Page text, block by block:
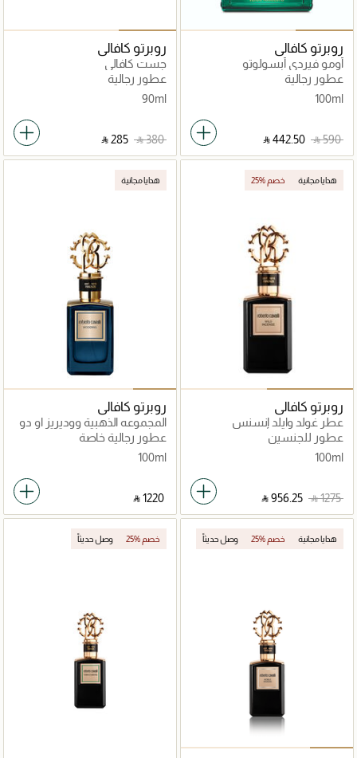
روبرتو كافالي
أومو فيردي أبسولوتو
عطور رجالية
100ml
‎ ⃁ ⁦590⁩ ‎
‎ ⃁ ⁦442.50⁩ ‎
روبرتو كافالي
جست كافالي
عطور رجالية
90ml
‎ ⃁ ⁦380⁩ ‎
‎ ⃁ ⁦285⁩ ‎
هدايا مجانية 25% خصم
روبرتو كافالي
عطر غولد وايلد إنسنس
عطور للجنسين
100ml
‎ ⃁ ⁦1275⁩ ‎
‎ ⃁ ⁦956.25⁩ ‎
هدايا مجانية
روبرتو كافالي
المجموعه الذهبية ووديريز او دو
بارفان 100مل
عطور رجالية خاصة
100ml
‎ ⃁ ⁦1220⁩ ‎
هدايا مجانية 25% خصم وصل حديثاً 25% خصم وصل حديثاً